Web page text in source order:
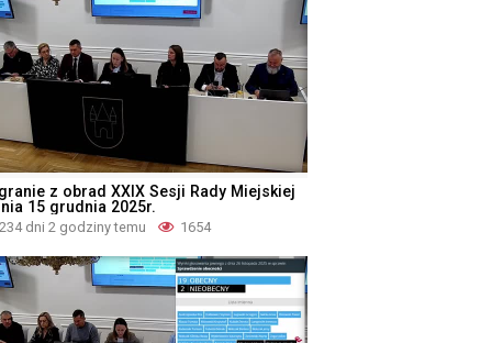
z obrad XXIX Sesji Rady Miejskiej
15 grudnia 2025r.
234 dni 2 godziny temu 1654